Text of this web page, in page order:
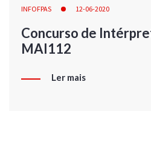
INFOFPAS 12-06-2020
Concurso de
MAI112
Ler mais